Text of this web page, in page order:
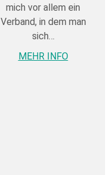
mich vor allem ein
Verband, in dem man
sich…
MEHR INFO